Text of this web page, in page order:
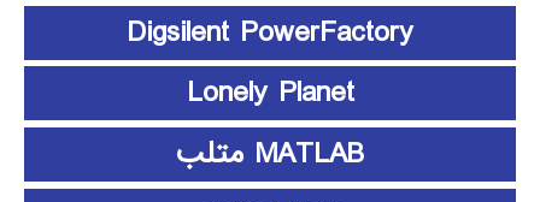
Digsilent PowerFactory
Lonely Planet
MATLAB متلب